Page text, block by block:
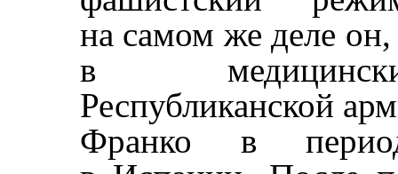
на самом же деле
в
Республиканской
Франко в